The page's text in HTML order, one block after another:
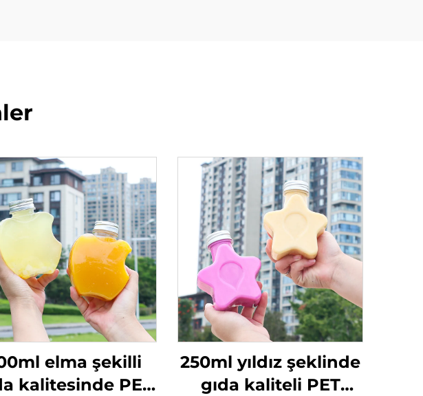
elma şekilli
kalitesinde PET
250ml yıldız şeklinde
gıda kaliteli PET